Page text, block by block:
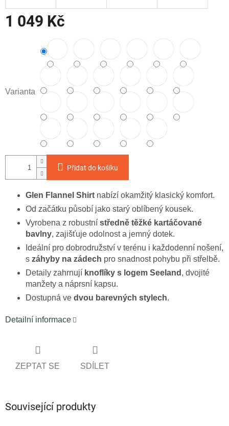
1 049 Kč
Varianta
Přidat do košíku
Glen Flannel Shirt nabízí okamžitý klasický komfort.
Od začátku působí jako starý oblíbený kousek.
Vyrobena z robustní středně těžké kartáčované
bavlny, zajišťuje odolnost a jemný dotek.
Ideální pro dobrodružství v terénu i každodenní nošení,
s záhyby na zádech pro snadnost pohybu při střelbě.
Detaily zahrnují knoflíky s logem Seeland , dvojité
manžety a náprsní kapsu.
Dostupná ve dvou barevných stylech.
Detailní informace
ZEPTAT SE SDÍLET
Související produkty